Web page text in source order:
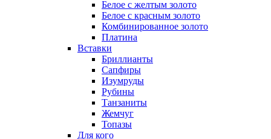
Белое с желтым золото
Белое с красным золото
Комбинированное золото
Платина
Вставки
Бриллианты
Сапфиры
Изумруды
Рубины
Танзаниты
Жемчуг
Топазы
Для кого